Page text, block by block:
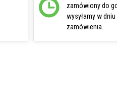
zamówiony do
wysyłamy w dniu
zamówienia.